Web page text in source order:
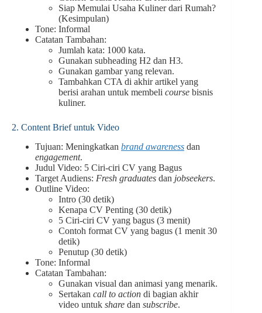
Siap Memulai Usaha Kuliner dari Rumah?
(Kesimpulan)
Tone: Informal
Catatan Tambahan:
Jumlah kata: 1000 kata.
Gunakan subheading H2 dan H3.
Gunakan gambar yang relevan.
Tambahkan CTA di akhir artikel yang
berisi arahan untuk membeli course bisnis
kuliner.
2. Content Brief untuk Video
Tujuan: Meningkatkan brand awareness dan
engagement.
Judul Video: 5 Ciri-ciri CV yang Bagus
Target Audiens: Fresh graduates dan jobseekers.
Outline Video:
Intro (30 detik)
Kenapa CV Penting (30 detik)
5 Ciri-ciri CV yang bagus (3 menit)
Contoh format CV yang bagus (1 menit 30
detik)
Penutup (30 detik)
Tone: Informal
Catatan Tambahan:
Gunakan visual dan animasi yang menarik.
Sertakan call to action di bagian akhir
video untuk share dan subscribe.